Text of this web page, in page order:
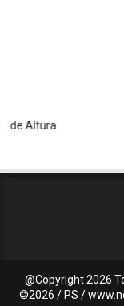
@Copyright2026
©2026 / PS /